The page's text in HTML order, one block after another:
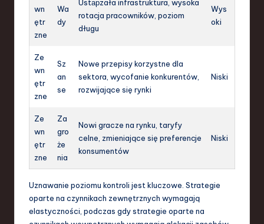
wn
ętr
zne
Wa
dy
Ustарzała infrastruktura, wysoka
rotacja pracowników, poziom
długu
Wys
oki
Ze
wn
ętr
zne
Sz
an
se
Nowe przepisy korzystne dla
sektora, wycofanie konkurentów,
rozwijające się rynki
Niski
Ze
wn
ętr
zne
Za
gro
że
nia
Nowi gracze na rynku, taryfy
celne, zmieniające się preferencje
konsumentów
Niski
Uznawanie poziomu kontroli jest kluczowe. Strategie
oparte na czynnikach zewnętrznych wymagają
elastyczności, podczas gdy strategie oparte na